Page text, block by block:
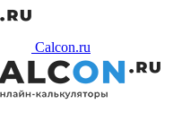
Calcon.ru